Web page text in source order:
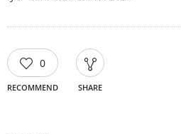
0
RECOMMEND SHARE